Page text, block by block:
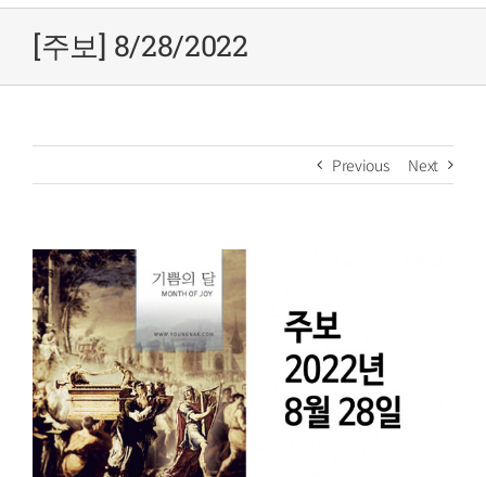
[주보] 8/28/2022
Previous Next
View
Larger
Image